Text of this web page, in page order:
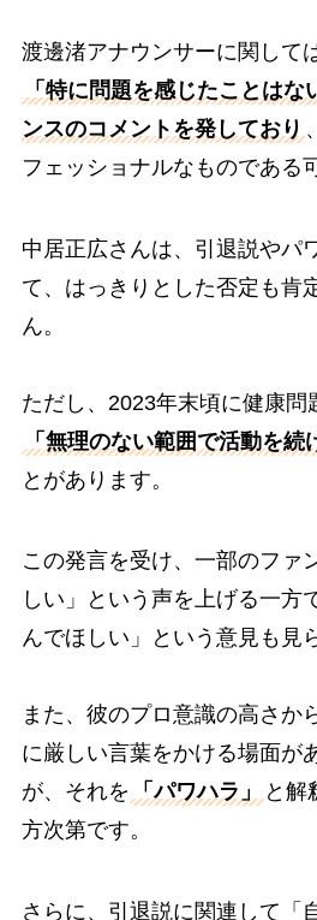
渡邊渚アナウンサーに関して
「特に問題を感じたことは
ンスのコメントを発しており
フェッショナルなものである
中居正広さんは、引退説やパ
て、はっきりとした否定も肯
ん。
ただし、2023年末頃に健康問
「無理のない範囲で活動を続
とがあります。
この発言を受け、一部のファ
しい」という声を上げる一方
んでほしい」という意見も見
また、彼のプロ意識の高さか
に厳しい言葉をかける場面が
が、それを
「パワハラ」
と解
方次第です。
さらに、引退説に関連して「